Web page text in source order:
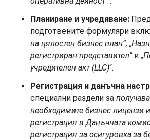
Планиране и учредяване:
подготвените формуляри
на цялостен бизнес план“,
регистриран представител“и
учредителен акт (LLC)“.
Регистрация и данъчна
специални раздели за
необходимите бизнес лицензи
регистрация в Данъчната
регистрация за осигуровка за